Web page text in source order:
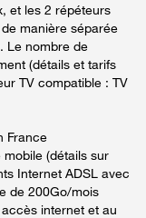
et les 2 répéteurs
manière séparée
Le nombre de
(détails et tarifs
TV compatible : TV
France
(détails sur
Internet ADSL avec
de 200Go/mois
internet et au